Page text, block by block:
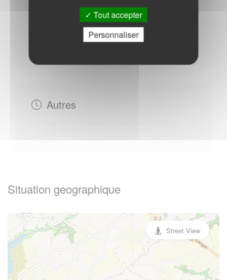
Du Lundi au Vendredi : - 09h00 à 12h30
Autres
Situation geographique
Street View
Tout accepter
Personnaliser